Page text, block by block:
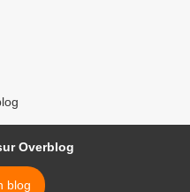
Overblog
blog